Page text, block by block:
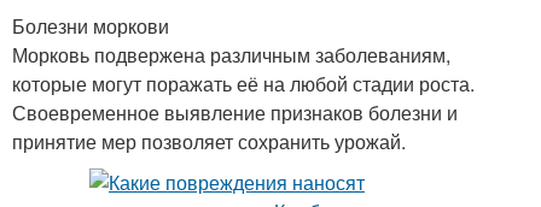
Болезни моркови
Морковь подвержена различным заболеваниям,
которые могут поражать её на любой стадии роста.
Своевременное выявление признаков болезни и
принятие мер позволяет сохранить урожай.